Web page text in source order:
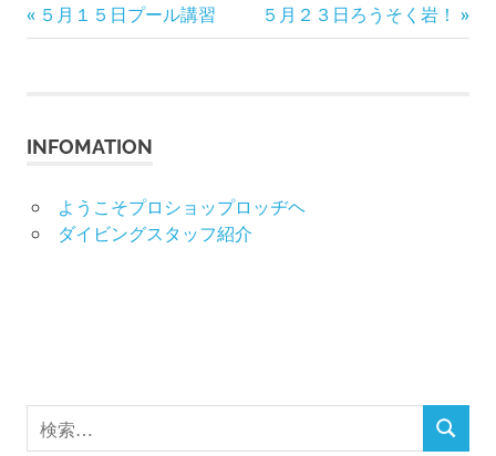
投
ビ
ゲ
前
の
５月１５日プール講習
次
の
５月２３日ろうそく岩！
INFOMATION
ようこそプロショップロッヂヘ
ダイビングスタッフ紹介
検
索
検